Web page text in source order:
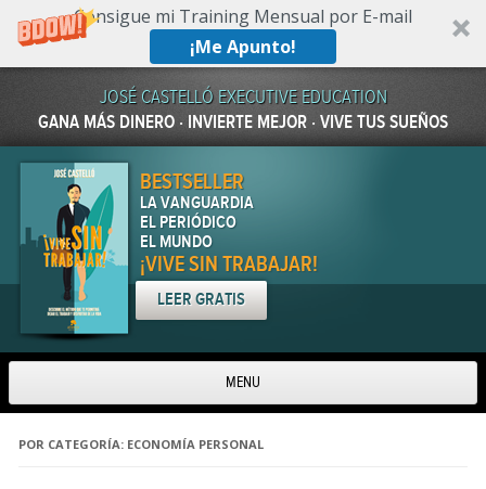
Consigue mi Training Mensual por E-mail
¡Me Apunto!
JOSÉ CASTELLÓ EXECUTIVE EDUCATION
GANA MÁS DINERO · INVIERTE MEJOR · VIVE TUS SUEÑOS
BESTSELLER
LA VANGUARDIA
EL PERIÓDICO
EL MUNDO
¡VIVE SIN TRABAJAR!
LEER GRATIS
MENU
Skip to content
POR CATEGORÍA: ECONOMÍA PERSONAL